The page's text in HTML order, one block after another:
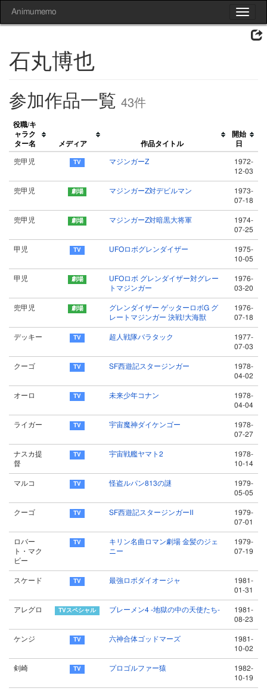
Toggle
Animumemo
石丸博也
参加作品一覧 43件
役職/キ
ャラク
ター名
メディア 作品タイトル
開始
日
兜甲児 マジンガーZ
1972-
12-03
兜甲児 マジンガーZ対デビルマン
1973-
07-18
兜甲児 マジンガーZ対暗黒大将軍
1974-
07-25
甲児 UFOロボグレンダイザー
1975-
10-05
甲児
UFOロボ グレンダイザー対グレー
トマジンガー
1976-
03-20
兜甲児
グレンダイザー ゲッターロボG グ
レートマジンガー 決戦!大海獣
1976-
07-18
デッキー 超人戦隊バラタック
1977-
07-03
クーゴ SF西遊記スタージンガー
1978-
04-02
オーロ 未来少年コナン
1978-
04-04
ライガー 宇宙魔神ダイケンゴー
1978-
07-27
ナスカ提
督
宇宙戦艦ヤマト2
1978-
10-14
マルコ 怪盗ルパン813の謎
1979-
05-05
クーゴ SF西遊記スタージンガーⅡ
1979-
07-01
ロバー
ト・マク
ビー
キリン名曲ロマン劇場 金髪のジェ
ニー
1979-
07-19
スケード 最強ロボダイオージャ
1981-
01-31
アレグロ ブレーメン4 -地獄の中の天使たち-
1981-
08-23
ケンジ 六神合体ゴッドマーズ
1981-
10-02
剣崎 プロゴルファー猿
1982-
10-19